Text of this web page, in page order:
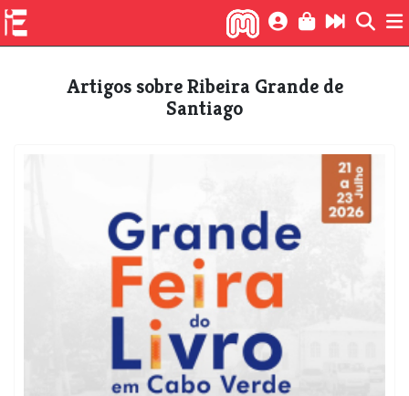
Artigos sobre Ribeira Grande de
Santiago